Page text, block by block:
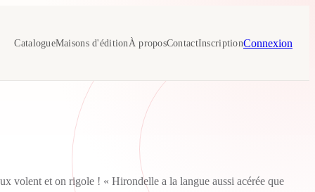
CatalogueMaisons d'édition À proposContactInscriptionConnexion
volent et on rigole ! « Hirondelle a la langue aussi acérée que